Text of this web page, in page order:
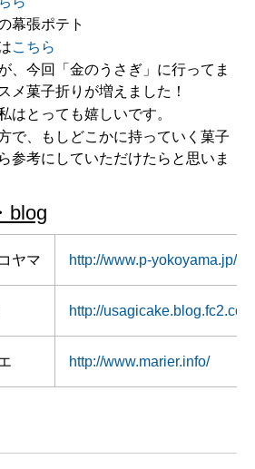
幕張ポテト
こちら
、今回「金のうさぎ」に行ってま
メ菓子折りが増えました！
はとっても嬉しいです。
で、もしどこかに持っていく菓子
参考にしていただけたらと思いま
blog
ヤマ http://www.p-yokoyama.jp/
http://
http://www.marier.info/